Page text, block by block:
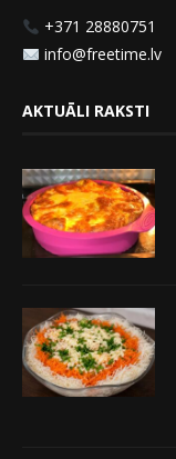
+371 28880751
info@freetime.lv
AKTUĀLI RAKSTI